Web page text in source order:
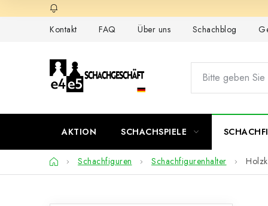
Inhalt
Kontakt
FAQ Über uns Schachblog
AKTION SCHACHSPIELE
StartseiteSchachfiguren Schachfigurenhalter